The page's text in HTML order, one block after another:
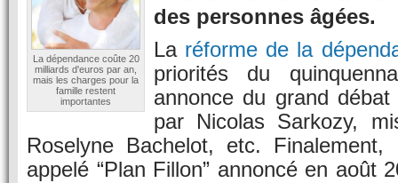
La dépendance coûte 20
milliards d'euros par an,
mais les charges pour la
famille restent
importantes
des personnes âgées.
La réforme de la
priorités du
annonce du grand
par Nicolas Sarkozy,
Roselyne Bachelot, etc.
appelé “Plan Fillon” annoncé en août